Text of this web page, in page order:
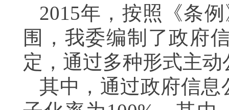
2015年，按照《条
围，我委编制了政府
定，通过多种形式主
其中，通过政府信